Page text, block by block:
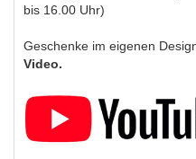
bis 16.00 Uhr)
Geschenke im eigenen
Video.